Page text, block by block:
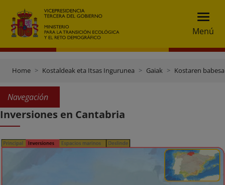
Menú
Home Kostaldeak eta Itsas Ingurunea Gaiak Kostaren babesa
Navegación
Inversiones en Cantabria